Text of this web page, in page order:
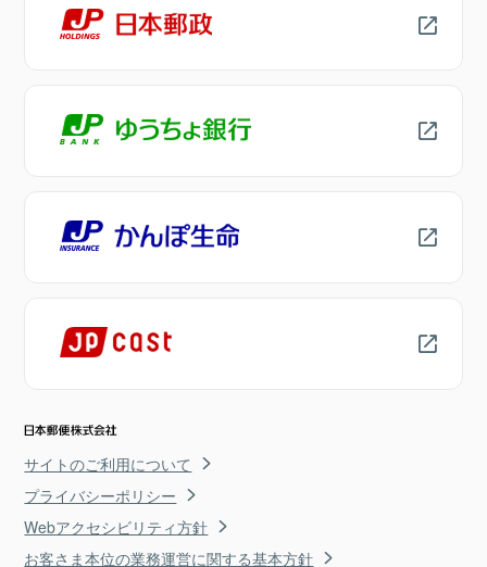
サイトのご利用について
プライバシーポリシー
Webアクセシビリティ方針
お客さま本位の業務運営に関する基本方針